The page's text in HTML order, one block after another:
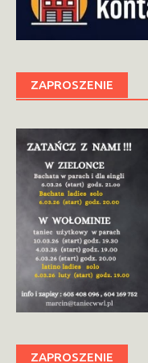
ZAPROSZENIE
ZAPROSZENIE